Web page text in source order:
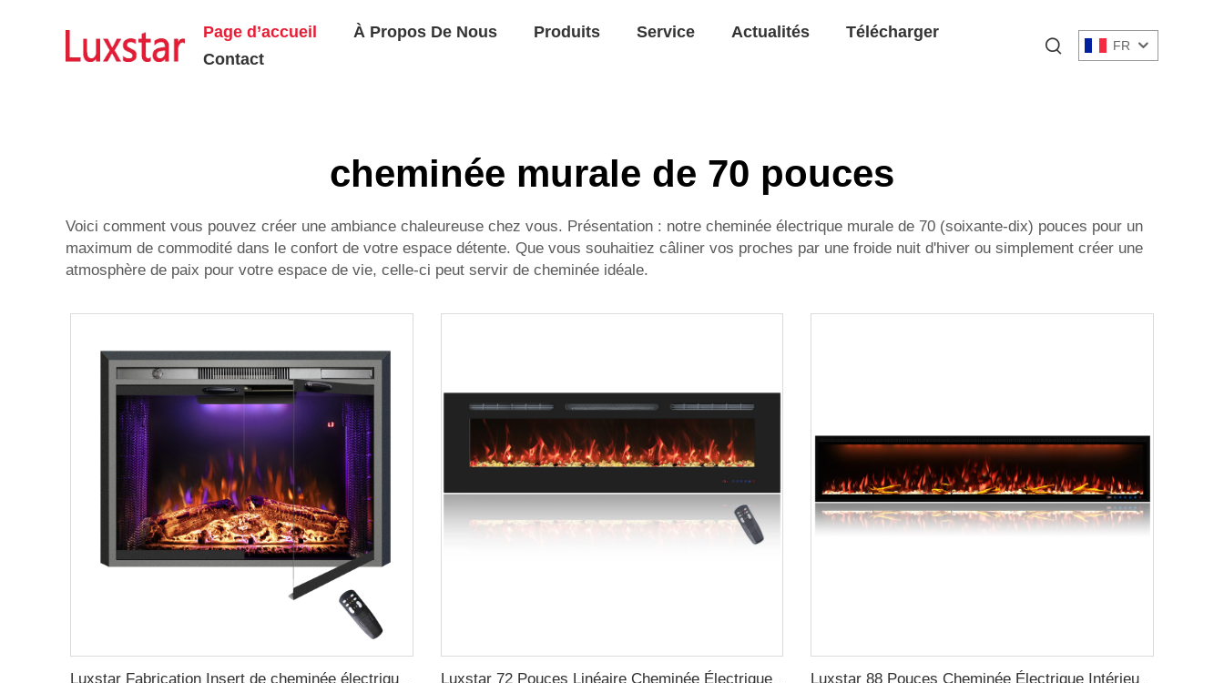
Page d’accueil À Propos De Nous Produits Service Actualités
Télécharger
Contact
FR
cheminée murale de 70 pouces
Voici comment vous pouvez créer une ambiance chaleureuse chez vous. Présentation : notre cheminée électrique murale de 70 (soixante-dix) pouces pour un
maximum de commodité dans le confort de votre espace détente. Que vous souhaitiez câliner vos proches par une froide nuit d'hiver ou simplement créer une
atmosphère de paix pour votre espace de vie, celle-ci peut servir de cheminée idéale.
Luxstar 72 Pouces Linéaire Cheminée Électrique Chauffante Décorative avec Flammes Multicolores, Commande par Écran Tactile et Télécommande avec Minuterie